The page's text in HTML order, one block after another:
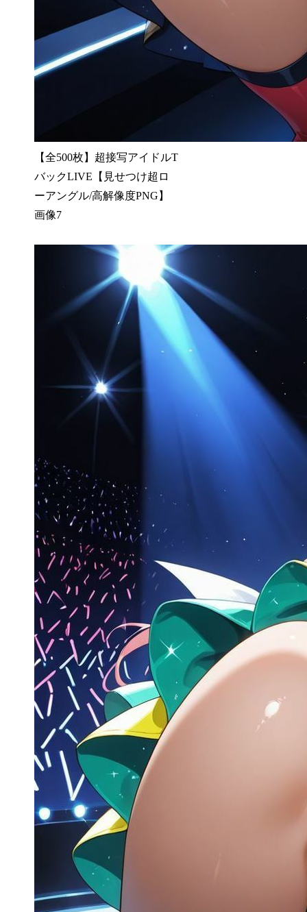
【全500枚】超接写アイドルT
バックLIVE【見せつけ超ロ
ーアングル/高解像度PNG】
画像7